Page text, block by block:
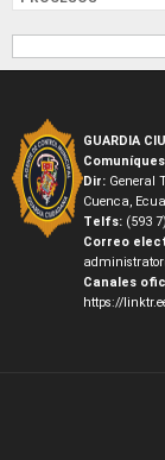
GUARDIA
Dir: General
Cuenca,
Telfs: (593
Correo
Canales
https://